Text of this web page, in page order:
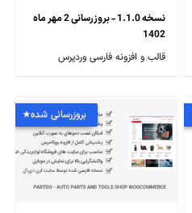
نسخه 1.1.0 - بروزرسانی 2 مهر ماه
1402
قالب و افزونه فارسی وردپرس
بروزرسانی شده